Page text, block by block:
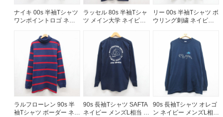
ナイキ 00s 半袖Tシャツ
ワンポイントロゴ ネイ
ラッセル 80s 半袖Tシャ
ツ メイン大学 ネイビー
リー 00s 半袖Tシャツ ボ
ウリング刺繍 ネイビー
ラルフローレン 90s 半
袖Tシャツ ボーダー ネイ
90s 長袖Tシャツ SAFTA
ネイビー メンズL相当 |
90s 長袖Tシャツ オレゴ
ン ネイビー メンズL相当